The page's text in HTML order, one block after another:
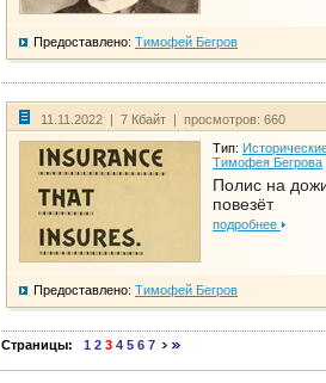
Предоставлено: Тимофей Бегров
11.11.2022 | 7 Кбайт | просмотров: 660
Тип:
Тимофея Бегрова
Полис на
повезёт
подробнее
Предоставлено: Тимофей Бегров
Страницы: 1 2 3 4 5 6 7